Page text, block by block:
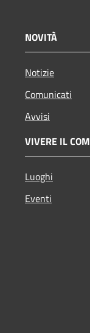
NOVITÀ
Notizie
Comunicati
Avvisi
VIVERE IL
Luoghi
Eventi